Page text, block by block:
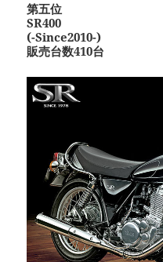
第五位
SR400
(-Since2010-)
販売台数410台